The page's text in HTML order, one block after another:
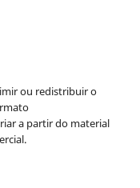
ou redistribuir o
a partir do material